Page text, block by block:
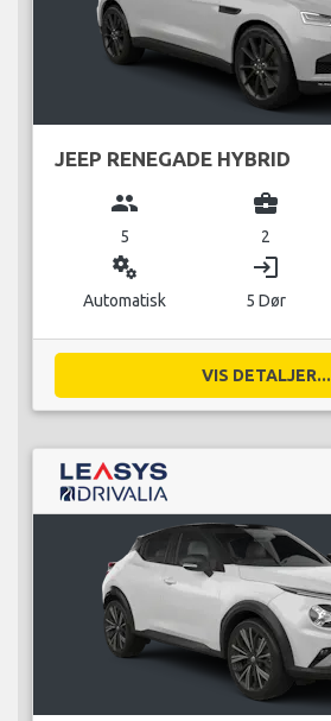
JEEP RENEGADE HYBRID
group
5
business_center
2
miscellaneous_services
Automatisk
login
5 Dør
VIS DETALJER...